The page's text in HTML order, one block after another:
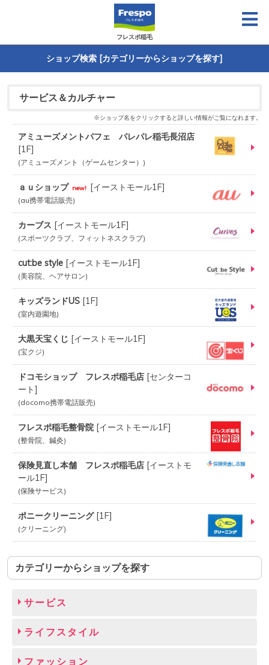
フレスポ稲毛
ショップ検索 [カテゴリーからショップを探す]
サービス＆カルチャー
※ショップ名をクリックすると詳しい情報がご覧になれます。
アミューズメントパフェ パレパレ稲毛長沼店
[1F]
アミューズメント（ゲームセンター）
ａｕショップ new! [イーストモール1F]
au携帯電話販売
カーブス [イーストモール1F]
スポーツクラブ、フィットネスクラブ
cut:be style [イーストモール1F]
美容院、ヘアサロン
キッズランドUS [1F]
室内遊園地
大黒天宝くじ [イーストモール1F]
宝クジ
ドコモショップ フレスポ稲毛店 [センターコ
ート]
docomo携帯電話販売
フレスポ稲毛整骨院 [イーストモール1F]
整骨院、鍼灸
保険見直し本舗 フレスポ稲毛店 [イーストモ
ール1F]
保険サービス
ポニークリーニング [1F]
クリーニング
カテゴリーからショップを探す
サービス
ライフスタイル
ファッション